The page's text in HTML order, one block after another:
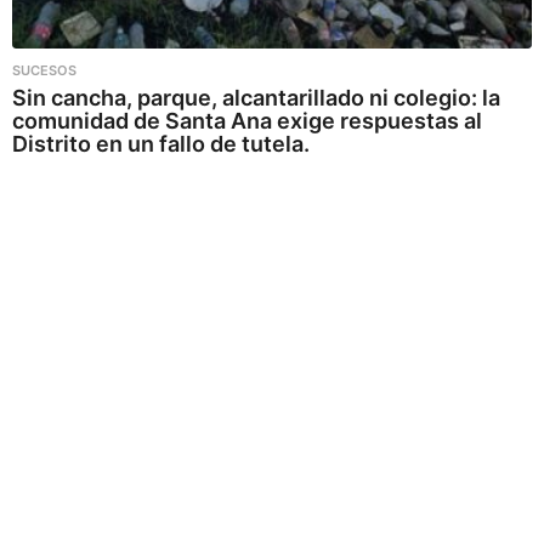
SUCESOS
Sin cancha, parque, alcantarillado ni colegio: la
comunidad de Santa Ana exige respuestas al
Distrito en un fallo de tutela.